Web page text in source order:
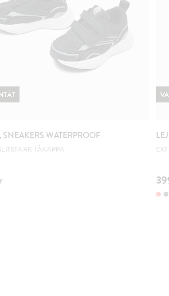
SNEAKERS WATERPROOF
TÅKAPPA